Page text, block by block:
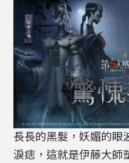
長長的黑髮，妖媚的眼
淚痣，這就是伊藤大